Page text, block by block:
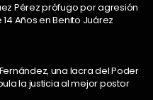
Pérez prófugo por agresión
Años en Benito Juárez
una lacra del Poder
la justicia al mejor postor